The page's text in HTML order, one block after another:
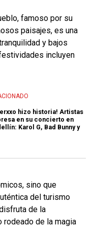
famoso por su
paisajes, es una
y bajos
incluyen
hizo historia! Artistas
en su concierto en
Karol G, Bad Bunny y
sino que
del turismo
de la
de la magia